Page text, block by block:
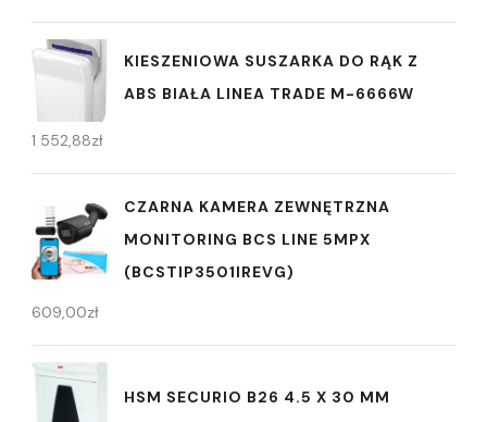
KIESZENIOWA SUSZARKA DO RĄK Z
ABS BIAŁA LINEA TRADE M-6666W
1 552,88zł
CZARNA KAMERA ZEWNĘTRZNA
MONITORING BCS LINE 5MPX
(BCSTIP3501IREVG)
609,00zł
HSM SECURIO B26 4.5 X 30 MM